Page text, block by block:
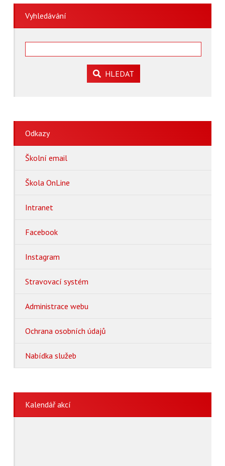
Vyhledávání
HLEDAT
Odkazy
Školní email
Škola OnLine
Intranet
Facebook
Instagram
Stravovací systém
Administrace webu
Ochrana osobních údajů
Nabídka služeb
Kalendář akcí